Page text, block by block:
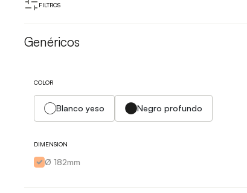
FILTROS
Genéricos
COLOR
Blanco yeso Negro profundo
DIMENSION
Ø 182mm